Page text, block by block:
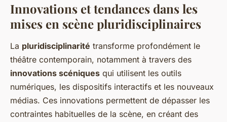
Innovations et tendances dans les
mises en scène pluridisciplinaires
La pluridisciplinarité transforme profondément le
théâtre contemporain, notamment à travers des
innovations scéniques qui utilisent les outils
numériques, les dispositifs interactifs et les nouveaux
médias. Ces innovations permettent de dépasser les
contraintes habituelles de la scène, en créant des